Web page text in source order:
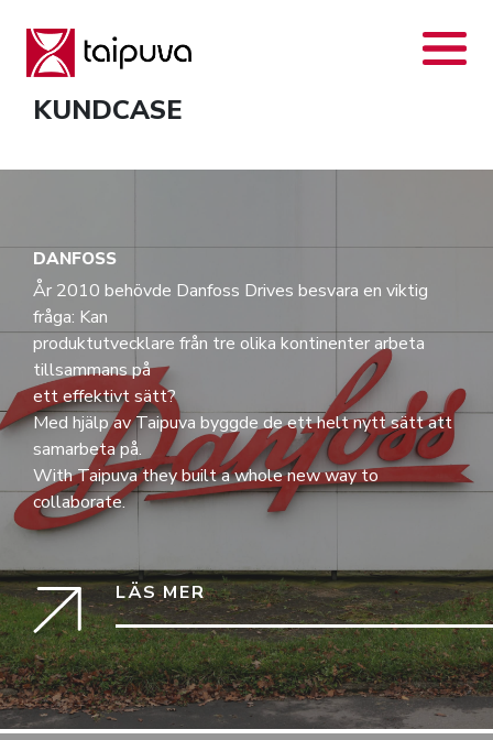
content
KUNDCASE
DANFOSS
År 2010 behövde Danfoss Drives besvara en viktig
fråga: Kan
produktutvecklare från tre olika kontinenter arbeta
tillsammans på
ett effektivt sätt?
Med hjälp av Taipuva byggde de ett helt nytt sätt att
samarbeta på.
With Taipuva they built a whole new way to
collaborate.
LÄS MER